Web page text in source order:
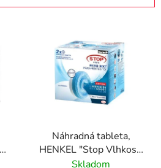
Náhradná tableta,
HENKEL "Stop Vlhkosti
Aero"
Skladom